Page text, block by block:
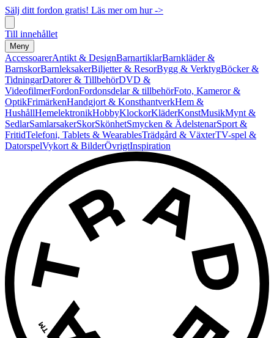
Sälj ditt fordon gratis! Läs mer om hur ->
Till innehållet
Meny
AccessoarerAntikt & DesignBarnartiklarBarnkläder &
BarnskorBarnleksakerBiljetter & ResorBygg & VerktygBöcker &
TidningarDatorer & TillbehörDVD &
VideofilmerFordonFordonsdelar & tillbehörFoto, Kameror &
OptikFrimärkenHandgjort & KonsthantverkHem &
HushållHemelektronikHobbyKlockorKläderKonstMusikMynt &
SedlarSamlarsakerSkorSkönhetSmycken & ÄdelstenarSport &
FritidTelefoni, Tablets & WearablesTrädgård & VäxterTV-spel &
DatorspelVykort & BilderÖvrigtInspiration